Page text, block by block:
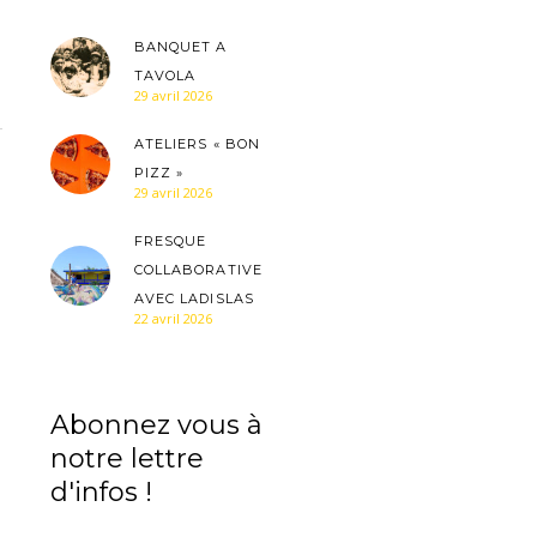
BANQUET A
TAVOLA
29 avril 2026
ATELIERS « BON
PIZZ »
29 avril 2026
FRESQUE
COLLABORATIVE
AVEC LADISLAS
22 avril 2026
Abonnez vous à
notre lettre
d'infos !